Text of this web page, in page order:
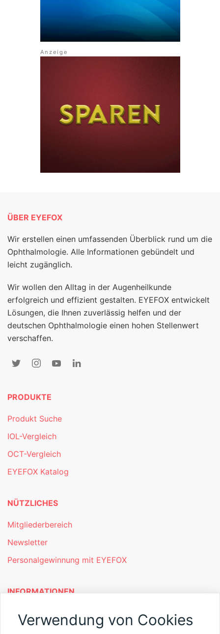
ÜBER EYEFOX
Wir erstellen einen umfassenden Überblick rund um die
Ophthalmologie. Alle Informationen gebündelt und
leicht zugänglich.
Wir wollen den Alltag in der Augenheilkunde
erfolgreich und effizient gestalten. EYEFOX entwickelt
Lösungen, die Ihnen zuverlässig helfen und der
deutschen Ophthalmologie einen hohen Stellenwert
verschaffen.
PRODUKTE
Produkt Suche
IOL-Vergleich
OCT-Vergleich
EYEFOX Katalog
NÜTZLICHES
Mitgliederbereich
Newsletter
Personalgewinnung mit EYEFOX
INFORMATIONEN
Was ist EYEFOX – Ihre Möglichkeiten
Verwendung von Cookies